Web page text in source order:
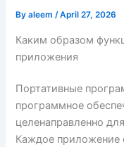
Byaleem/April 27, 2026
Каким образом
приложения
Портативные
программное
целенаправленно
Каждое приложение